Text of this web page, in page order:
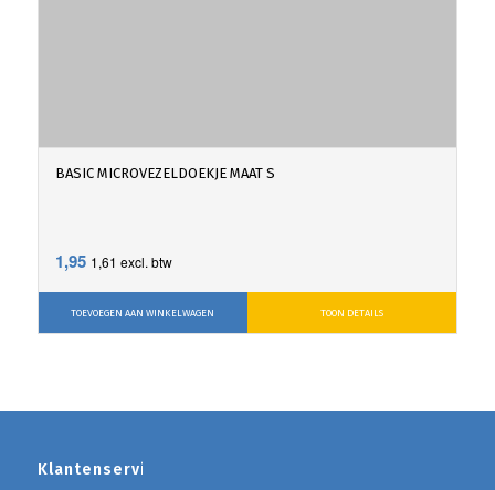
BASIC MICROVEZELDOEKJE MAAT S
1,95 1,61 excl. btw
TOEVOEGEN AAN WINKELWAGEN TOON DETAILS
Klantenservice